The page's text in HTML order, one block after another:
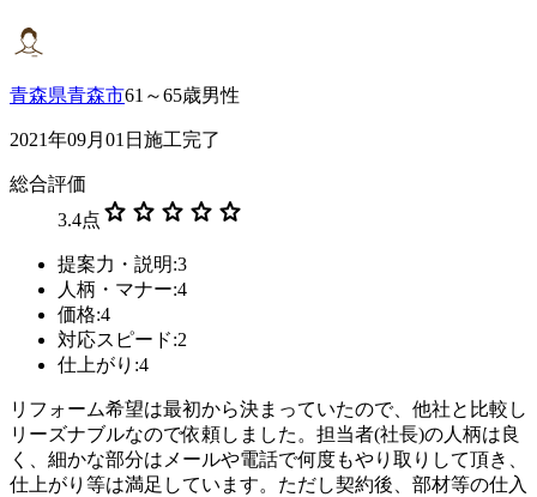
青森県青森市61～65歳男性
2021年09月01日施工完了
総合評価
3.4点 star star star star star
提案力・説明:3
人柄・マナー:4
価格:4
対応スピード:2
仕上がり:4
リフォーム希望は最初から決まっていたので、他社と比較し
リーズナブルなので依頼しました。担当者(社長)の人柄は良
く、細かな部分はメールや電話で何度もやり取りして頂き、
仕上がり等は満足しています。ただし契約後、部材等の仕入